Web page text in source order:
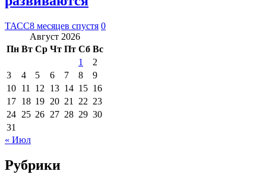
ТАСС8 месяцев спустя 0
Август 2026
Пн Вт Ср Чт Пт Сб Вс
1
2
3
4 5 6 7 8
9
10 11 12 13 14 15 16
17 18 19 20 21 22 23
24 25 26 27 28 29 30
31
« Июл
Рубрики